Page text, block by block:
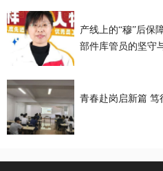
产线上的“穆”后保障 |
部件库管员的坚守
青春赴岗启新篇 笃